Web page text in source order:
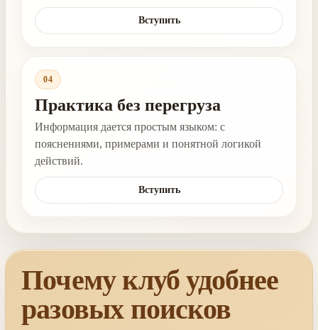
Вступить
04
Практика без перегруза
Информация дается простым языком: с
пояснениями, примерами и понятной логикой
действий.
Вступить
Почему клуб удобнее
разовых поисков